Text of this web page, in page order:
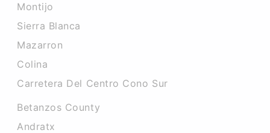
Montijo
Sierra Blanca
Mazarron
Colina
Carretera Del Centro Cono Sur
Betanzos County
Andratx